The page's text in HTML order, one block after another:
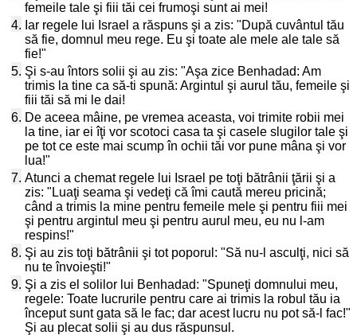
femeile tale şi fiii tăi cei frumoşi sunt ai mei!
4. Iar regele lui Israel a răspuns şi a zis: "După cuvântul tău
să fie, domnul meu rege. Eu şi toate ale mele ale tale să
fie!"
5. Şi s-au întors solii şi au zis: "Aşa zice Benhadad: Am
trimis la tine ca să-ti spună: Argintul şi aurul tău, femeile şi
fiii tăi să mi le dai!
6. De aceea mâine, pe vremea aceasta, voi trimite robii mei
la tine, iar ei îţi vor scotoci casa ta şi casele slugilor tale şi
pe tot ce este mai scump în ochii tăi vor pune mâna şi vor
lua!"
7. Atunci a chemat regele lui Israel pe toţi bătrânii ţării şi a
zis: "Luaţi seama şi vedeţi că îmi caută mereu pricină;
când a trimis la mine pentru femeile mele şi pentru fiii mei
şi pentru argintul meu şi pentru aurul meu, eu nu l-am
respins!"
8. Şi au zis toţi bătrânii şi tot poporul: "Să nu-l asculţi, nici să
nu te învoieşti!"
9. Şi a zis el solilor lui Benhadad: "Spuneţi domnului meu,
regele: Toate lucrurile pentru care ai trimis la robul tău ia
început sunt gata să le fac; dar acest lucru nu pot să-l fac!"
Şi au plecat solii şi au dus răspunsul.